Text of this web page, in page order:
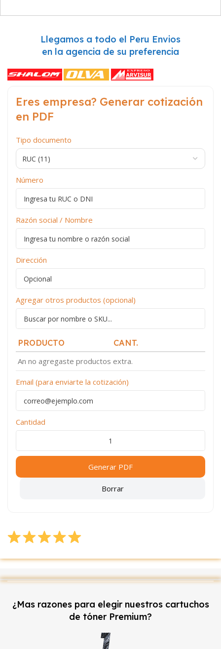
Llegamos a todo el Peru Envios
en la agencia de su preferencia
Eres empresa? Generar cotización
en PDF
Tipo documento
Número
Razón social / Nombre
Dirección
Agregar otros productos (opcional)
PRODUCTO CANT.
An no agregaste productos extra.
Email (para enviarte la cotización)
Cantidad
Generar PDF
Borrar
¿Mas razones para elegir nuestros cartuchos
de tóner Premium?